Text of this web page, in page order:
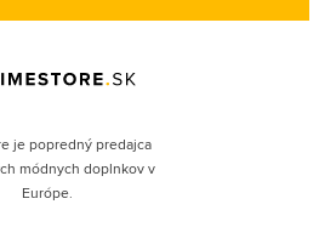
je popredný predajca
módnych doplnkov v
Európe.